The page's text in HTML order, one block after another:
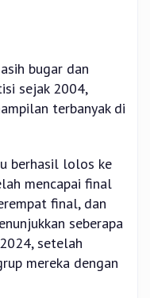
bugar dan
sejak 2004,
terbanyak di
berhasil lolos ke
mencapai final
final, dan
seberapa
setelah
mereka dengan